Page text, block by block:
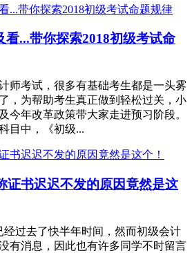
看...带你探索2018初级考试命
师考试，很多有基础考生都是一头雾
，为帮助考生真正做到轻松过关，小
今年改革政策带大家走进预习阶段。
目中，《初级...
证书迟迟不发的原因竟然是这
经过去了快半年时间，然而初级会计
有消息，因此也有许多同学不时留言